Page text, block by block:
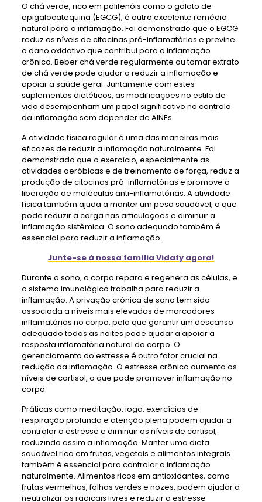
O chá verde, rico em polifenóis como o galato de
epigalocatequina (EGCG), é outro excelente remédio
natural para a inflamação. Foi demonstrado que o EGCG
reduz os níveis de citocinas pró-inflamatórias e previne
o dano oxidativo que contribui para a inflamação
crônica. Beber chá verde regularmente ou tomar extrato
de chá verde pode ajudar a reduzir a inflamação e
apoiar a saúde geral. Juntamente com estes
suplementos dietéticos, as modificações no estilo de
vida desempenham um papel significativo no controlo
da inflamação sem depender de AINEs.
A atividade física regular é uma das maneiras mais
eficazes de reduzir a inflamação naturalmente. Foi
demonstrado que o exercício, especialmente as
atividades aeróbicas e de treinamento de força, reduz a
produção de citocinas pró-inflamatórias e promove a
liberação de moléculas anti-inflamatórias. A atividade
física também ajuda a manter um peso saudável, o que
pode reduzir a carga nas articulações e diminuir a
inflamação sistêmica. O sono adequado também é
essencial para reduzir a inflamação.
Junte-se à nossa família Vidafy agora!
Durante o sono, o corpo repara e regenera as células, e
o sistema imunológico trabalha para reduzir a
inflamação. A privação crónica de sono tem sido
associada a níveis mais elevados de marcadores
inflamatórios no corpo, pelo que garantir um descanso
adequado todas as noites pode ajudar a apoiar a
resposta inflamatória natural do corpo. O
gerenciamento do estresse é outro fator crucial na
redução da inflamação. O estresse crônico aumenta os
níveis de cortisol, o que pode promover inflamação no
corpo.
Práticas como meditação, ioga, exercícios de
respiração profunda e atenção plena podem ajudar a
controlar o estresse e diminuir os níveis de cortisol,
reduzindo assim a inflamação. Manter uma dieta
saudável rica em frutas, vegetais e alimentos integrais
também é essencial para controlar a inflamação
naturalmente. Alimentos ricos em antioxidantes, como
frutas vermelhas, folhas verdes e nozes, podem ajudar a
neutralizar os radicais livres e reduzir o estresse